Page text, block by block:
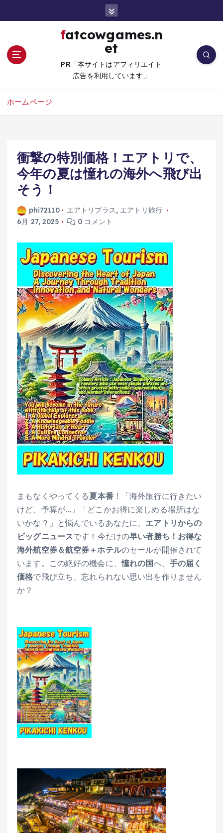
fatcowgames.n
et
PR「本サイトはアフィリエイト
広告を利用しています」
ホームページ
衝撃の特別価格！エアトリで、
今年の夏は憧れの海外へ飛び出
そう！
phi72110 エアトリプラス, エアトリ旅行
6月 27, 2025
0 コメント
まもなくやってくる夏本番！「海外旅行に行きたい
けど、予算が…」「どこかお得に楽しめる場所はな
いかな？」と悩んでいるあなたに、 エアトリからの
ビッグニュースです！今だけの早い者勝ち！お得な
海外航空券＆航空券＋ホテルのセールが開催されて
います。この絶好の機会に、憧れの国へ、 手の届く
価格で飛び立ち、忘れられない思い出を作りません
か？